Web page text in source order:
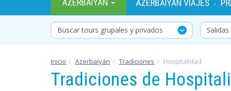
AZERBAIYÁN AZERBAIYÁN VIAJES -
Buscar tours grupales y privados
Inicio Azerbaiyán Tradiciones Hospitalidad
Tradiciones de